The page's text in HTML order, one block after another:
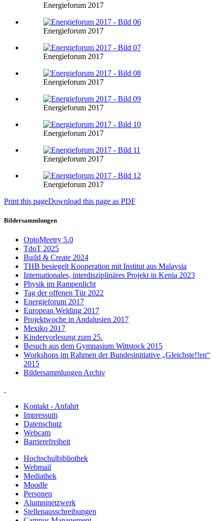
Energieforum 2017
Energieforum 2017
Energieforum 2017
Energieforum 2017
Energieforum 2017
Energieforum 2017
Energieforum 2017
Energieforum 2017
Print this pageDownload this page as PDF
Bildersammlungen
OptoMeetry 5.0
TdoT 2025
Build & Create 2024
THB besiegelt Kooperation mit Institut aus Malaysia
Internationales, interdisziplinäres Projekt in Kenia 2023
Physik im Rampenlicht
Tag der offenen Tür 2022
Energieforum 2017
European Welding 2017
Projektwoche in Andalusien 2017
Mexiko 2017
Kindervorlesung zum 25.
Besuch aus dem Gymnasium Wittstock 2015
Workshops im Rahmen der Bundesinitiative „Gleichste!!en“
2015
Bildersammlungen Archiv
Kontakt - Anfahrt
Impressum
Datenschutz
Webcam
Barrierefreiheit
Hochschulbibliothek
Webmail
Mediathek
Moodle
Personen
Alumninetzwerk
Stellenausschreibungen